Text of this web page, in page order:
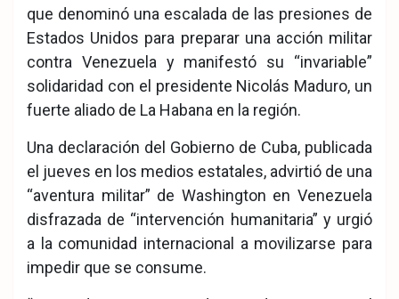
ook
pp
que denominó una escalada de las presiones de
Estados Unidos para preparar una acción militar
contra Venezuela y manifestó su “invariable”
solidaridad con el presidente Nicolás Maduro, un
fuerte aliado de La Habana en la región.
Una declaración del Gobierno de Cuba, publicada
el jueves en los medios estatales, advirtió de una
“aventura militar” de Washington en Venezuela
disfrazada de “intervención humanitaria” y urgió
a la comunidad internacional a movilizarse para
impedir que se consume.